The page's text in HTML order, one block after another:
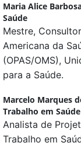
Maria Alice
Saúde
Mestre,
Americana da
(OPAS/OMS),
para a Saúde.
Marcelo Marques
Trabalho em
Analista de
Trabalho em